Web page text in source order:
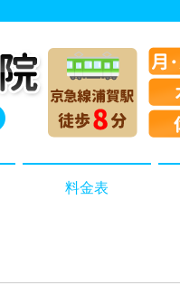
料金表